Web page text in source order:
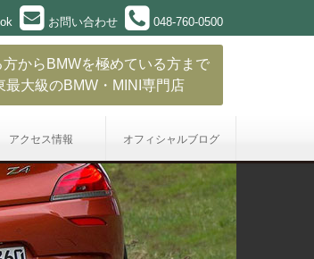
お問い合わせ 048-760-0500
からBMWを極めている方まで
最大級のBMW・MINI専門店
アクセス情報 オフィシャルブログ